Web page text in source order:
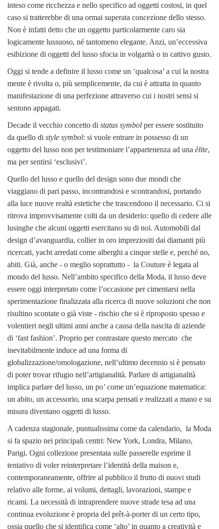
inteso come ricchezza e nello specifico ad oggetti costosi, in quel
caso si tratterebbe di una ormai superata concezione dello stesso.
Non è infatti detto che un oggetto particolarmente caro sia
logicamente lussuoso, né tantomeno elegante. Anzi, un’eccessiva
esibizione di oggetti del lusso sfocia in volgarità o in cattivo gusto.
Oggi si tende a definire il lusso come un ‘qualcosa’ a cui la nostra
mente è rivolta o, più semplicemente, da cui è attratta in quanto
manifestazione di una perfezione attraverso cui i nostri sensi si
sentono appagati.
Decade il vecchio concetto di status symbol per essere sostituito
da quello di style symbol: si vuole entrare in possesso di un
oggetto del lusso non per testimoniare l’appartenenza ad una èlite,
ma per sentirsi ‘esclusivi’.
Quello del lusso e quello del design sono due mondi che
viaggiano di pari passo, incontrandosi e scontrandosi, portando
alla luce nuove realtà estetiche che trascendono il necessario. Ci si
ritrova improvvisamente colti da un desiderio: quello di cedere alle
lusinghe che alcuni oggetti esercitano su di noi. Automobili dal
design d’avanguardia, collier in oro impreziositi dai diamanti più
ricercati, yacht arredati come alberghi a cinque stelle e, perché no,
abiti. Già, anche - o meglio soprattutto - la Couture è legata al
mondo del lusso. Nell’ambito specifico della Moda, il lusso deve
essere oggi interpretato come l’occasione per cimentarsi nella
sperimentazione finalizzata alla ricerca di nuove soluzioni che non
risultino scontate o già viste - rischio che si è riproposto spesso e
volentieri negli ultimi anni anche a causa della nascita di aziende
di ‘fast fashion’. Proprio per contrastare questo mercato che
inevitabilmente induce ad una forma di
globalizzazione/omologazione, nell’ultimo decennio si è pensato
di poter trovar rifugio nell’artigianalità. Parlare di artigianalità
implica parlare del lusso, un po’ come un’equazione matematica:
un abito, un accessorio, una scarpa pensati e realizzati a mano e su
misura diventano oggetti di lusso.
A cadenza stagionale, puntualissima come da calendario, la Moda
si fa spazio nei principali centri: New York, Londra, Milano,
Parigi. Ogni collezione presentata sulle passerelle esprime il
tentativo di voler reinterpretare l’identità della maison e,
contemporaneamente, offrire al pubblico il frutto di nuovi studi
relativo alle forme, ai volumi, dettagli, lavorazioni, stampe e
ricami. La necessità di intraprendere nuove strade tesa ad una
continua evoluzione è propria del prêt-à-porter di un certo tipo,
ossia quello che si identifica come ‘alto’ in quanto a creatività e